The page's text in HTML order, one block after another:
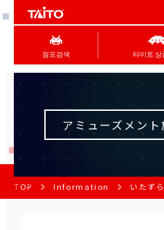
점포검색 타이토 상
アミューズメン
TOP Information いたず